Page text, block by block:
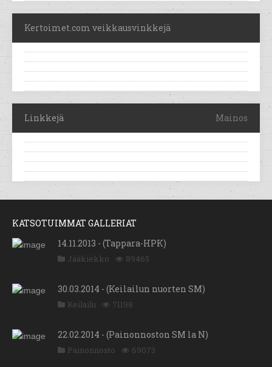
Kertoimet.com veikkausvinkkejä
Linkkejä Mainos
KATSOTUIMMAT GALLERIAT
14.11.2013 - (Tappara-HPK)
Jääkiekko 89465
30.03.2014 - (Keilailun nuorten SM)
Keilailu 71198
22.02.2014 - (Painonnoston SM la N)
Painonnosto 69073